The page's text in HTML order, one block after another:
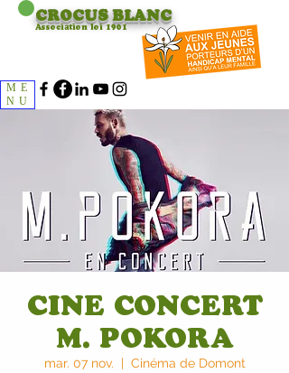
CROCUSBLANC
Association loi 1901
ME
NU
CINE CONCERT
M. POKORA
mar. 07 nov.
  |
Cinéma de Domont